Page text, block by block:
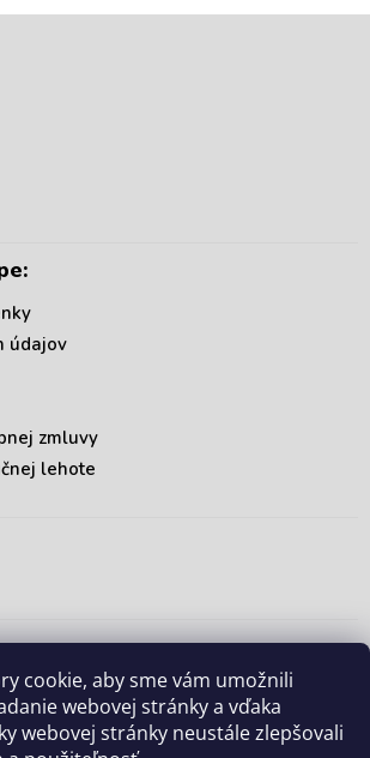
cookie, aby sme vám umožnili
webovej stránky a vďaka
webovej stránky neustále zlepšovali
údajov
zmluvy
lehote